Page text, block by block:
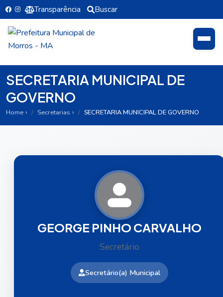
Transparência Buscar
SECRETARIA MUNICIPAL DE
GOVERNO
Home Secretarias SECRETARIA MUNICIPAL DE GOVERNO
GEORGE PINHO CARVALHO
Secretário
Secretário(a) Municipal